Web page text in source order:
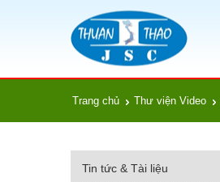
Trang chủ Thư viện Video
Tin tức & Tài liệu